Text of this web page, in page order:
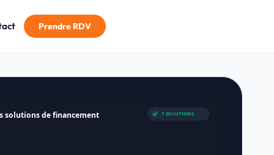
Prendre RDV
7 SOLUTIONS
solutions de financement